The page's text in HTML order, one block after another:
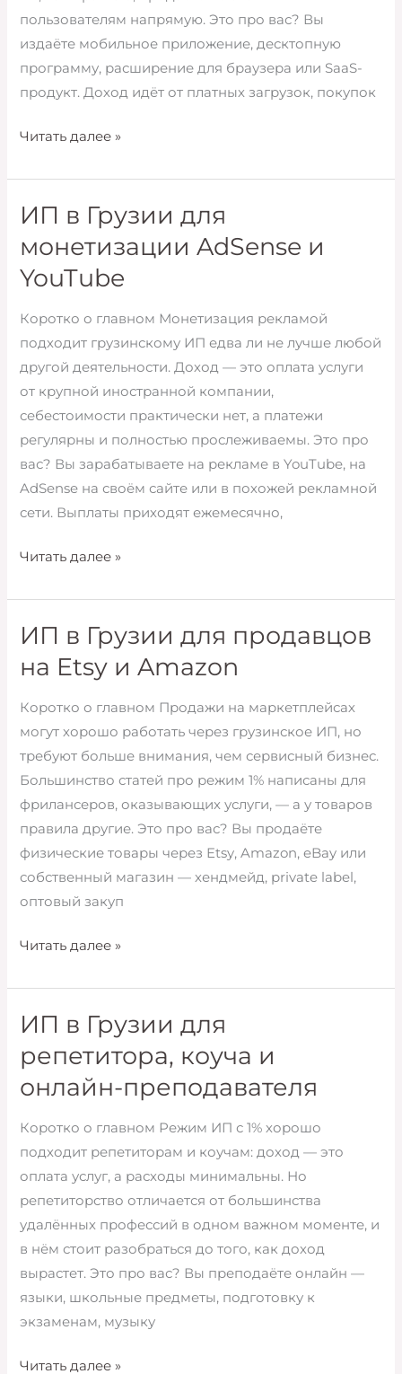
пользователям напрямую. Это про вас? Вы
издаёте мобильное приложение, десктопную
программу, расширение для браузера или SaaS-
продукт. Доход идёт от платных загрузок, покупок
ИП
Грузии
для
приложений
и
сервисов
Читать далее »
ИП в Грузии для
монетизации AdSense и
YouTube
Коротко о главном Монетизация рекламой
подходит грузинскому ИП едва ли не лучше любой
другой деятельности. Доход — это оплата услуги
от крупной иностранной компании,
себестоимости практически нет, а платежи
регулярны и полностью прослеживаемы. Это про
вас? Вы зарабатываете на рекламе в YouTube, на
AdSense на своём сайте или в похожей рекламной
сети. Выплаты приходят ежемесячно,
ИП
Грузии
для
монетизации
AdSense
и
YouTube
Читать далее »
ИП в Грузии для продавцов
на Etsy и Amazon
Коротко о главном Продажи на маркетплейсах
могут хорошо работать через грузинское ИП, но
требуют больше внимания, чем сервисный бизнес.
Большинство статей про режим 1% написаны для
фрилансеров, оказывающих услуги, — а у товаров
правила другие. Это про вас? Вы продаёте
физические товары через Etsy, Amazon, eBay или
собственный магазин — хендмейд, private label,
оптовый закуп
ИП
Грузии
для
на
Etsy
Amazon
Читать далее »
ИП в Грузии для
репетитора, коуча и
онлайн-преподавателя
Коротко о главном Режим ИП с 1% хорошо
подходит репетиторам и коучам: доход — это
оплата услуг, а расходы минимальны. Но
репетиторство отличается от большинства
удалённых профессий в одном важном моменте, и
в нём стоит разобраться до того, как доход
вырастет. Это про вас? Вы преподаёте онлайн —
языки, школьные предметы, подготовку к
экзаменам, музыку
ИП
Читать далее »